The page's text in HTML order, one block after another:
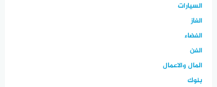
السيارات
الغاز
الفضاء
الفن
المال والاعمال
بنوك